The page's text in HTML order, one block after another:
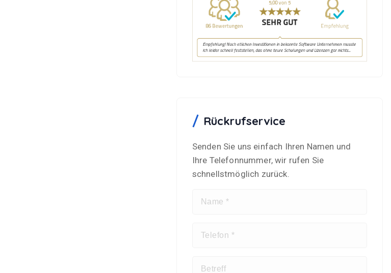
Rückrufservice
Senden Sie uns einfach Ihren Namen und
Ihre Telefonnummer, wir rufen Sie
schnellstmöglich zurück.